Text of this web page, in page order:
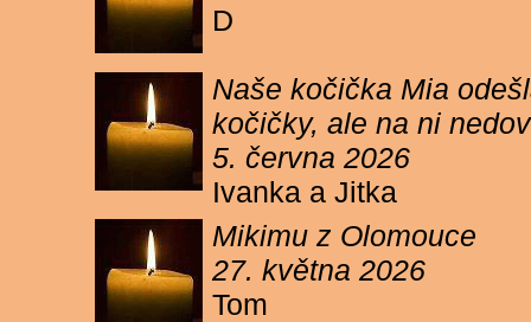
D
Naše kočička Mia
kočičky, ale na ni
5. června 2026
Ivanka a Jitka
Mikimu z Olomouce
27. května 2026
Tom